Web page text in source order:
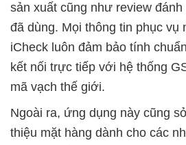
sản xuất cũng như review
đã dùng. Mọi thông tin phục vụ
iCheck luôn đảm bảo tính
kết nối trực tiếp với hệ thống
mã vạch thế giới.
Ngoài ra, ứng dụng này cũng
thiệu mặt hàng dành cho các